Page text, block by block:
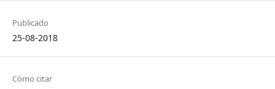
Publicado
25-08-2018
Cómo citar